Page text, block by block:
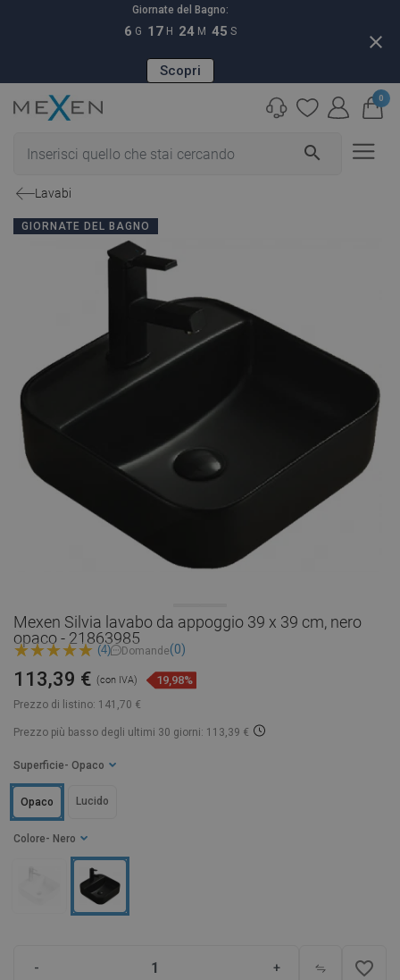
Giornate del Bagno:
6 G 17 H 24 M 44 S
Scopri
close
search
0
Lavabi
GIORNATE DEL BAGNO
Mexen Silvia lavabo da appoggio 39 x 39 cm, nero
opaco - 21863985
(4) Domande(0)
Prezzo di listino: 141,70 €
113,39 € (con IVA) 19,98%
Prezzo più basso degli ultimi 30 giorni: 113,39 €
Colore - Nero
Superficie - Opaco
Opaco Lucido
- + favorite_border